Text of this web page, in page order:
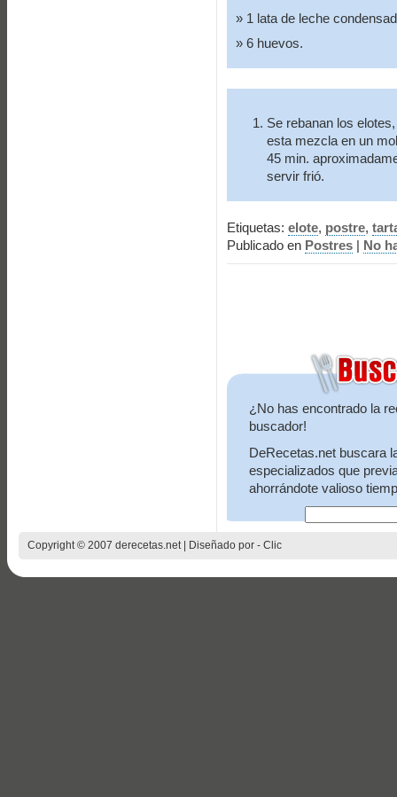
1 lata de leche
6 huevos.
Se rebanan los
esta mezcla en un
45 min.
servir frió.
Etiquetas: elote, postre,
Publicado en Postres | No
¿No has encontrado la
buscador!
DeRecetas.net buscara
especializados que
ahorrándote valioso
Copyright © 2007 derecetas.net | Diseñado por - Clic